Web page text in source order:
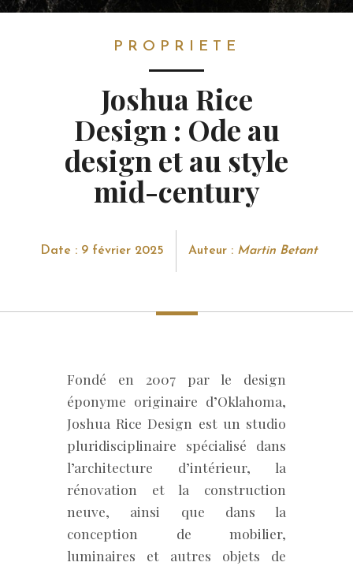
PROPRIETE
Joshua Rice
Design : Ode au
design et au style
mid-century
Date : 9 février 2025 Auteur : Martin Betant
Fondé en 2007 par le design
éponyme originaire d’Oklahoma,
Joshua Rice Design est un studio
pluridisciplinaire spécialisé dans
l’architecture d’intérieur, la
rénovation et la construction
neuve, ainsi que dans la
conception de mobilier,
luminaires et autres objets de